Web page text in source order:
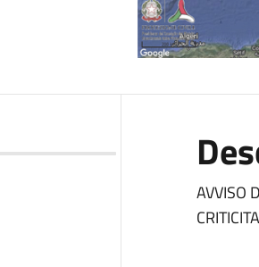
AVVISO
CRITICITA